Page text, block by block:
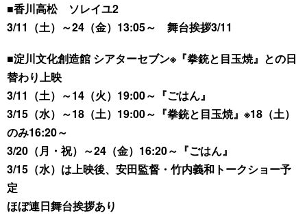
■香川高松 ソレイユ2
3/11（土）～24（金）13:05～ 舞台挨拶3/11
■淀川文化創造館 シアターセブン※『拳銃と目玉焼』との日
替わり上映
3/11（土）～14（火）19:00～『ごはん』
3/15（水）～18（土）19:00～『拳銃と目玉焼』※18（土）
のみ16:20～
3/20（月・祝）～24（金）16:20～『ごはん』
3/15（水）は上映後、安田監督・竹内義和トークショー予
定
ほぼ連日舞台挨拶あり